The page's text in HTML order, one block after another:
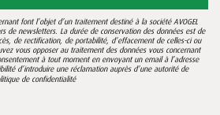
font l’objet d’un traitement destiné à la société AVOGEL
de newsletters. La durée de conservation des données est de
de rectification, de portabilité, d’effacement de celles-ci ou
vous opposer au traitement des données vous concernant
à tout moment en envoyant un email à l’adresse
d’introduire une réclamation auprès d’une autorité de
de confidentialité